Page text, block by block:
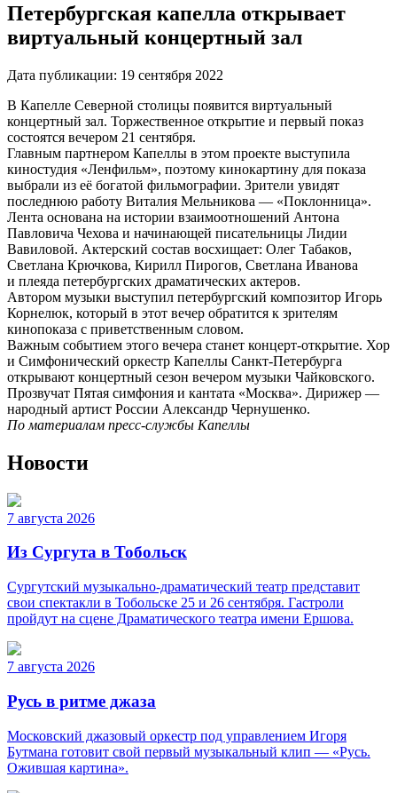
Петербургская капелла открывает
виртуальный концертный зал
Дата публикации: 19 сентября 2022
В Капелле Северной столицы появится виртуальный
концертный зал. Торжественное открытие и первый показ
состоятся вечером 21 сентября.
Главным партнером Капеллы в этом проекте выступила
киностудия «Ленфильм», поэтому кинокартину для показа
выбрали из её богатой фильмографии. Зрители увидят
последнюю работу Виталия Мельникова — «Поклонница».
Лента основана на истории взаимоотношений Антона
Павловича Чехова и начинающей писательницы Лидии
Вавиловой. Актерский состав восхищает: Олег Табаков,
Светлана Крючкова, Кирилл Пирогов, Светлана Иванова
и плеяда петербургских драматических актеров.
Автором музыки выступил петербургский композитор Игорь
Корнелюк, который в этот вечер обратится к зрителям
кинопоказа с приветственным словом.
Важным событием этого вечера станет концерт-открытие. Хор
и Симфонический оркестр Капеллы Санкт-Петербурга
открывают концертный сезон вечером музыки Чайковского.
Прозвучат Пятая симфония и кантата «Москва». Дирижер —
народный артист России Александр Чернушенко.
По материалам пресс-службы Капеллы
Новости
7 августа 2026
Из Сургута в Тобольск
Сургутский музыкально-драматический театр представит
свои спектакли в Тобольске 25 и 26 сентября. Гастроли
пройдут на сцене Драматического театра имени Ершова.
7 августа 2026
Русь в ритме джаза
Московский джазовый оркестр под управлением Игоря
Бутмана готовит свой первый музыкальный клип — «Русь.
Ожившая картина».